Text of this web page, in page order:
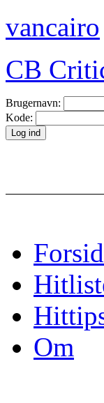
vancairo
CB
Brugernavn:
Kode:
Om